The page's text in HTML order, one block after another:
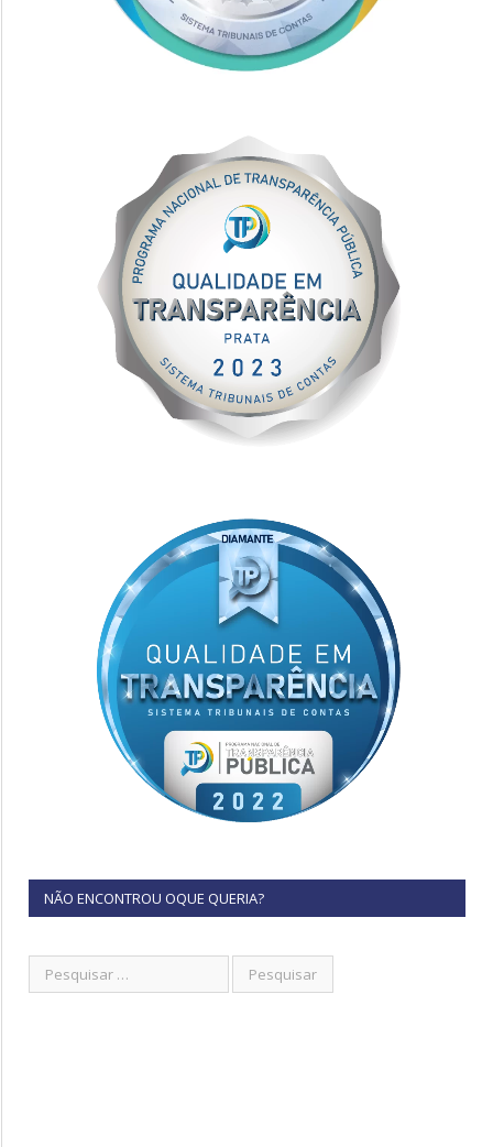
NÃO ENCONTROU OQUE QUERIA?